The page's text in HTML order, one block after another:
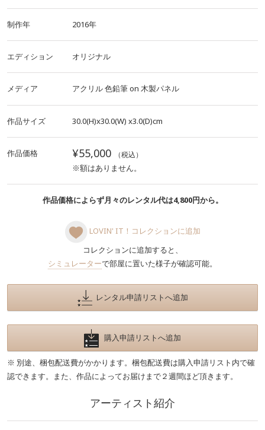
制作年 2016年
エディション オリジナル
メディア アクリル色鉛筆on 木製パネル
作品サイズ 30.0(H)x30.0(W) x3.0(D)cm
作品価格 ¥55,000 （税込）
※額はありません。
作品価格によらず月々のレンタル代は4,800円から。
LOVIN' IT！コレクションに追加
コレクションに追加すると、
シミュレーターで部屋に置いた様子が確認可能。
レンタル申請リストへ追加
購入申請リストへ追加
※ 別途、梱包配送費がかかります。梱包配送費は購入申請リスト内で確
認できます。また、作品によってお届けまで２週間ほど頂きます。
アーティスト紹介